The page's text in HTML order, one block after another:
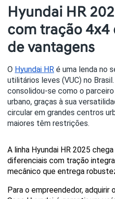
Hyundai HR
com tração 4x4
de vantagens
O Hyundai HR é uma lenda no
utilitários leves (VUC) no
consolidou-se como o
urbano, graças à sua
circular em grandes centros
maiores têm restrições.
A linha Hyundai HR 2025
diferenciais com tração
mecânico que entrega
Para o empreendedor, adquirir